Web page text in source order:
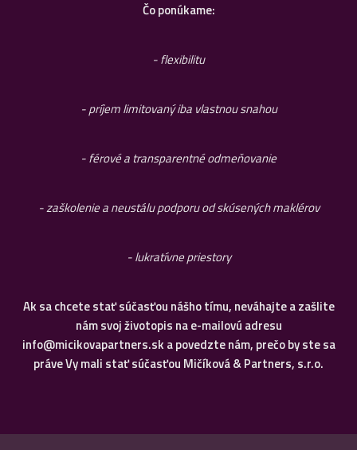
Čo ponúkame:
- flexibilitu
- príjem limitovaný iba vlastnou snahou
- férové a transparentné odmeňovanie
- zaškolenie a neustálu podporu od skúsených maklérov
- lukratívne priestory
Ak sa chcete stať súčasťou nášho tímu, neváhajte a zašlite
nám svoj životopis na e-mailovú adresu
info@micikovapartners.sk a povedzte nám, prečo by ste sa
práve Vy mali stať súčasťou Mičíková & Partners, s.r.o.